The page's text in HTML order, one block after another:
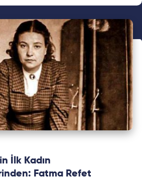
İlk Kadın
Fatma Refet